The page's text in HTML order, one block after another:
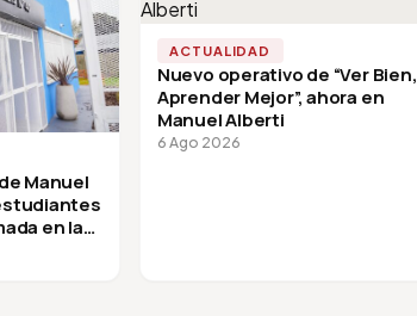
Manuel
en la
ACTUALIDAD
Nuevo operativo de “Ver Bien,
Aprender Mejor”, ahora en
Manuel Alberti
6 Ago 2026